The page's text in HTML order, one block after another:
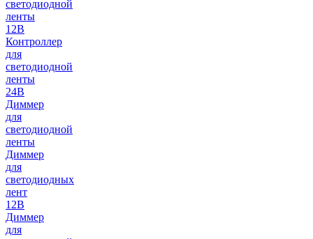
светодиодной
ленты
12В
Контроллер
для
светодиодной
ленты
24В
Диммер
для
светодиодной
ленты
Диммер
для
светодиодных
лент
12В
Диммер
для